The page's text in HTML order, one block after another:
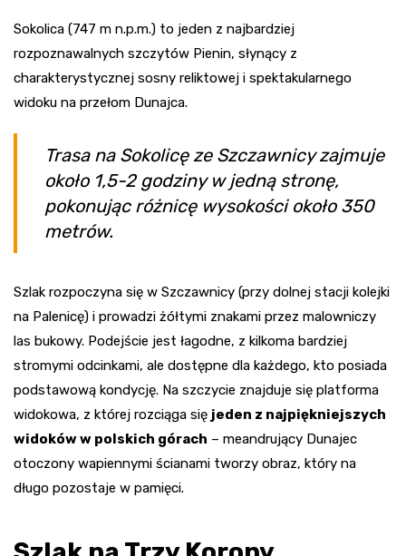
Sokolica (747 m n.p.m.) to jeden z najbardziej
rozpoznawalnych szczytów Pienin, słynący z
charakterystycznej sosny reliktowej i spektakularnego
widoku na przełom Dunajca.
Trasa na Sokolicę ze Szczawnicy zajmuje
około 1,5-2 godziny w jedną stronę,
pokonując różnicę wysokości około 350
metrów.
Szlak rozpoczyna się w Szczawnicy (przy dolnej stacji kolejki
na Palenicę) i prowadzi żółtymi znakami przez malowniczy
las bukowy. Podejście jest łagodne, z kilkoma bardziej
stromymi odcinkami, ale dostępne dla każdego, kto posiada
podstawową kondycję. Na szczycie znajduje się platforma
widokowa, z której rozciąga się jeden z najpiękniejszych
widoków w polskich górach – meandrujący Dunajec
otoczony wapiennymi ścianami tworzy obraz, który na
długo pozostaje w pamięci.